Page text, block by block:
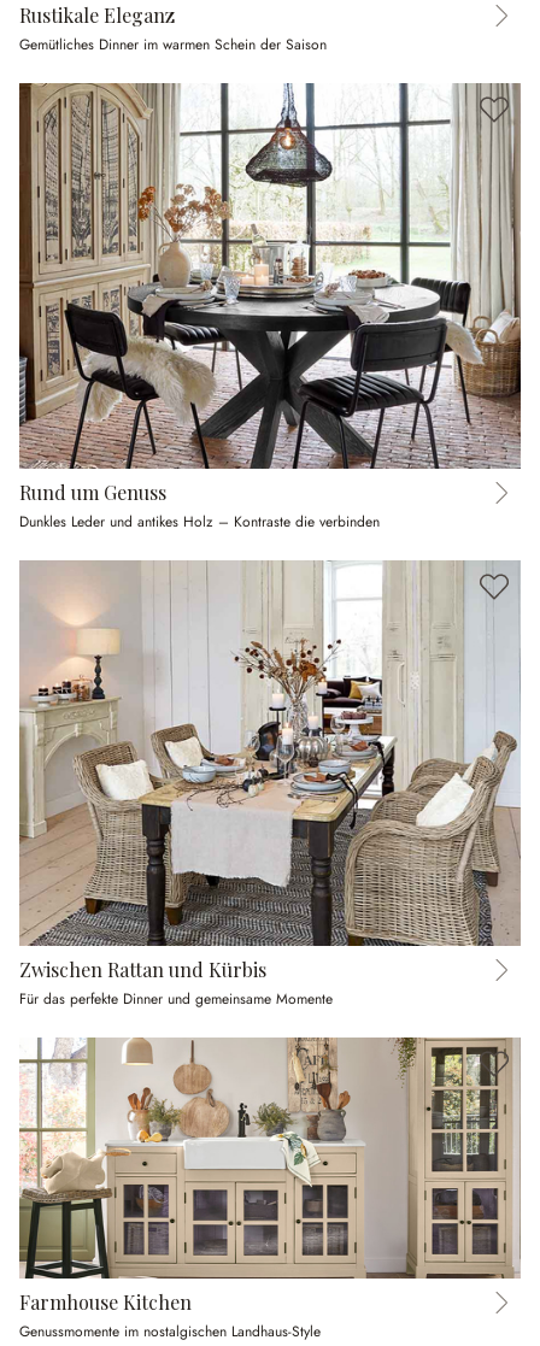
Rustikale Eleganz
Gemütliches Dinner im warmen Schein der Saison
Rund um Genuss
Dunkles Leder und antikes Holz – Kontraste die verbinden
Zwischen Rattan und Kürbis
Für das perfekte Dinner und gemeinsame Momente
Farmhouse Kitchen
Genussmomente im nostalgischen Landhaus-Style